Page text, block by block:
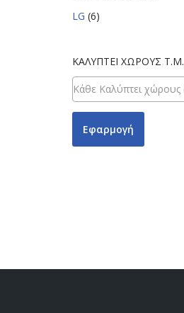
LG (6)
ΚΑΛΎΠΤΕΙ ΧΏΡΟΥΣ Τ.Μ.
Εφαρμογή